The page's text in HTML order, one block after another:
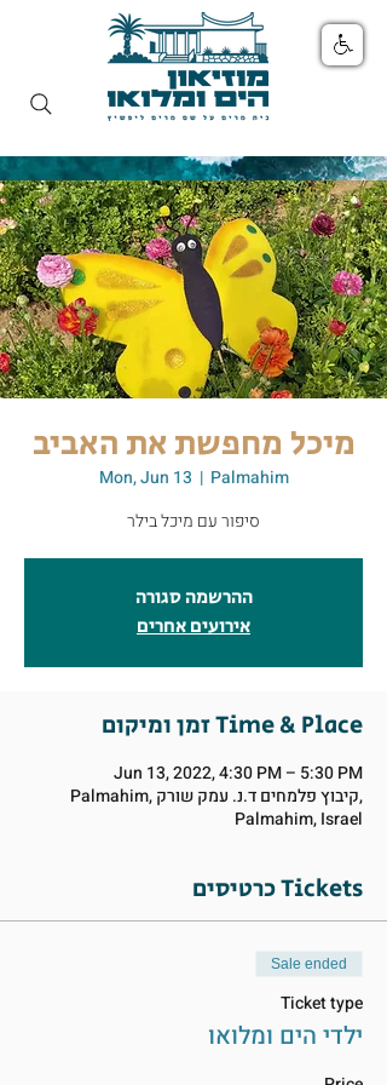
מיכל מחפשת את האביב
Mon, Jun 13
  |
Palmahim
סיפור עם מיכל בילר
ההרשמה סגורה
אירועים אחרים
זמן ומיקום Time & Place
Jun 13, 2022, 4:30 PM – 5:30 PM
Palmahim, קיבוץ פלמחים ד.נ. עמק שורק,
Palmahim, Israel
כרטיסים Tickets
Sale ended
Ticket type
ילדי הים ומלואו